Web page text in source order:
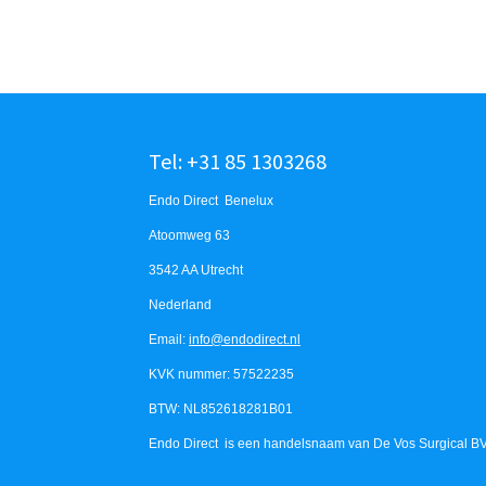
Tel: +31 85 1303268
Endo Direct Benelux
Atoomweg 63
3542 AA Utrecht
Nederland
Email: info@endodirect.nl
KVK nummer: 57522235
BTW: NL852618281B01
Endo Direct is een handelsnaam van De Vos Surgical